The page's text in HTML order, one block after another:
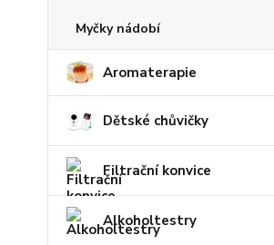
Myčky nádobí
Aromaterapie
Dětské chůvičky
Filtrační konvice
Alkoholtestry